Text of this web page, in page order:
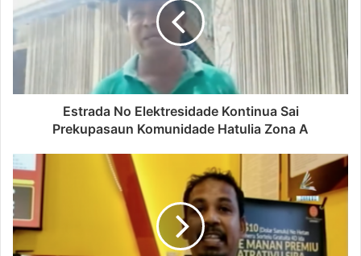
Estrada No Elektresidade Kontinua Sai
Prekupasaun Komunidade Hatulia Zona A